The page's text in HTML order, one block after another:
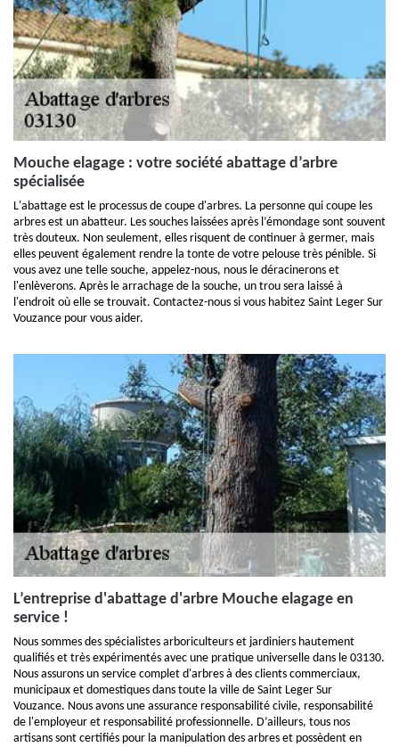
Mouche elagage : votre société abattage d’arbre
spécialisée
L'abattage est le processus de coupe d'arbres. La personne qui coupe les
arbres est un abatteur. Les souches laissées après l’émondage sont souvent
très douteux. Non seulement, elles risquent de continuer à germer, mais
elles peuvent également rendre la tonte de votre pelouse très pénible. Si
vous avez une telle souche, appelez-nous, nous le déracinerons et
l'enlèverons. Après le arrachage de la souche, un trou sera laissé à
l'endroit où elle se trouvait. Contactez-nous si vous habitez Saint Leger Sur
Vouzance pour vous aider.
L’entreprise d'abattage d'arbre Mouche elagage en
service !
Nous sommes des spécialistes arboriculteurs et jardiniers hautement
qualifiés et très expérimentés avec une pratique universelle dans le 03130.
Nous assurons un service complet d'arbres à des clients commerciaux,
municipaux et domestiques dans toute la ville de Saint Leger Sur
Vouzance. Nous avons une assurance responsabilité civile, responsabilité
de l'employeur et responsabilité professionnelle. D’ailleurs, tous nos
artisans sont certifiés pour la manipulation des arbres et possèdent en